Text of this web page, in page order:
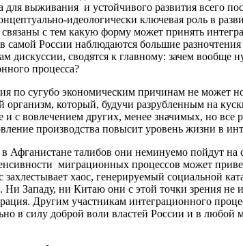
выживания и устойчивого развития всего
идеологически ключевая роль в
с тем какую форму может принять
России наблюдаются большие
дискуссии, сводятся к главному: зачем
процесса?
по сугубо экономическим причинам не может
который, будучи разрубленным на
с вовлечением других, менее значимых, но
производства повысит уровень жизни в
Афганистане талибов они неминуемо пойдут
миграционных процессов может
хаос, генерируемый социальной
Ни Западу, ни Китаю они с этой точки зрения
Другим участникам интеграционного
в силу доброй воли властей России и в